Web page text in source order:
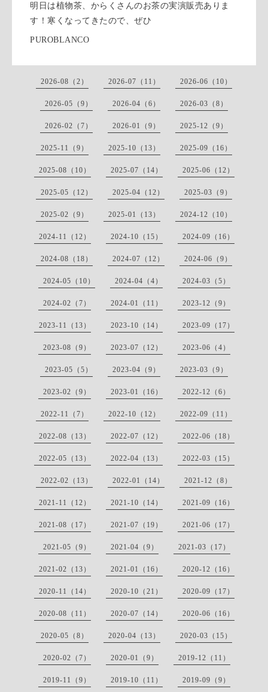
明日は植物茶、からくさんのお茶の実演販売ありま
す！寒くなってきたので、ぜひ
PUROBLANCO
2026-08（2） 2026-07（11） 2026-06（10）
2026-05（9） 2026-04（6） 2026-03（8）
2026-02（7） 2026-01（9） 2025-12（9）
2025-11（9） 2025-10（13） 2025-09（16）
2025-08（10） 2025-07（14） 2025-06（12）
2025-05（12） 2025-04（12） 2025-03（9）
2025-02（9） 2025-01（13） 2024-12（10）
2024-11（12） 2024-10（15） 2024-09（16）
2024-08（18） 2024-07（12） 2024-06（9）
2024-05（10） 2024-04（4） 2024-03（5）
2024-02（7） 2024-01（11） 2023-12（9）
2023-11（13） 2023-10（14） 2023-09（17）
2023-08（9） 2023-07（12） 2023-06（4）
2023-05（5） 2023-04（9） 2023-03（9）
2023-02（9） 2023-01（16） 2022-12（6）
2022-11（7） 2022-10（12） 2022-09（11）
2022-08（13） 2022-07（12） 2022-06（18）
2022-05（13） 2022-04（13） 2022-03（15）
2022-02（13） 2022-01（14） 2021-12（8）
2021-11（12） 2021-10（14） 2021-09（16）
2021-08（17） 2021-07（19） 2021-06（17）
2021-05（9） 2021-04（9） 2021-03（17）
2021-02（13） 2021-01（16） 2020-12（16）
2020-11（14） 2020-10（21） 2020-09（17）
2020-08（11） 2020-07（14） 2020-06（16）
2020-05（8） 2020-04（13） 2020-03（15）
2020-02（7） 2020-01（9） 2019-12（11）
2019-11（9） 2019-10（11） 2019-09（9）